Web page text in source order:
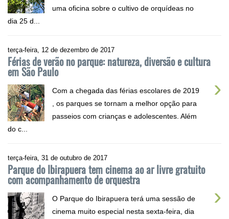
uma oficina sobre o cultivo de orquídeas no
dia 25 d...
terça-feira, 12 de dezembro de 2017
Férias de verão no parque: natureza, diversão e cultura
em São Paulo
›
Com a chegada das férias escolares de 2019
, os parques se tornam a melhor opção para
passeios com crianças e adolescentes. Além
do c...
terça-feira, 31 de outubro de 2017
Parque do Ibirapuera tem cinema ao ar livre gratuito
com acompanhamento de orquestra
›
O Parque do Ibirapuera terá uma sessão de
cinema muito especial nesta sexta-feira, dia